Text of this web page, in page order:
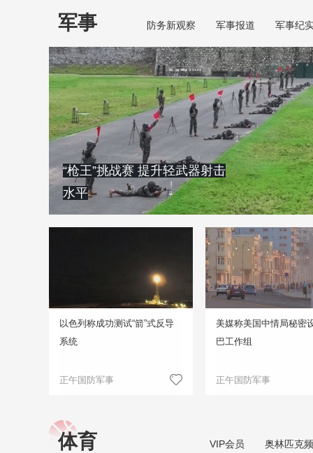
军事 防务新观察 军事报道 军事纪
“枪王”挑战赛 提升轻武器射击
水平
以色列称成功测试“箭”式反导
系统
正午国防军事
美媒称美国中情局秘密
巴工作组
正午国防军事
体育 VIP会员 奥林匹克